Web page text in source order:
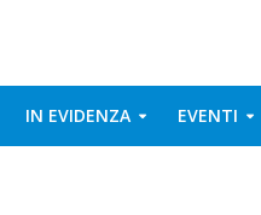
IN EVIDENZA EVENTI